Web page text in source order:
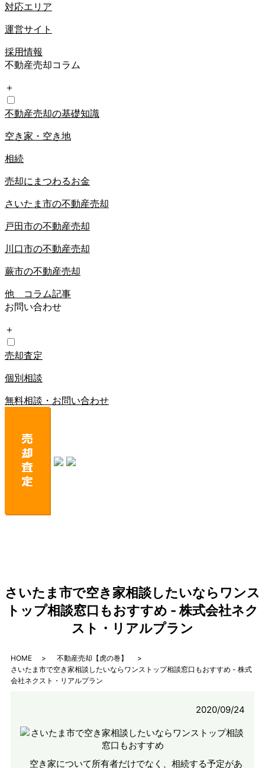
対応エリア
運営サイト
採用情報
不動産売却コラム
＋
不動産売却の基礎知識
空き家・空き地
相続
売却にまつわるお金
さいたま市の不動産売却
戸田市の不動産売却
川口市の不動産売却
蕨市の不動産売却
他 コラム記事
お問い合わせ
＋
売却査定
個別相談
無料相談・お問い合わせ
さいたま市で空き家相談したいならワンス
トップ相談窓口もおすすめ - 株式会社ネク
スト・リアルプラン
HOME
不動産売却【虎の巻】
さいたま市で空き家相談したいならワンストップ相談窓口もおすすめ - 株式
会社ネクスト・リアルプラン
2020/09/24
空き家について所有者だけでなく、相続する予定があ